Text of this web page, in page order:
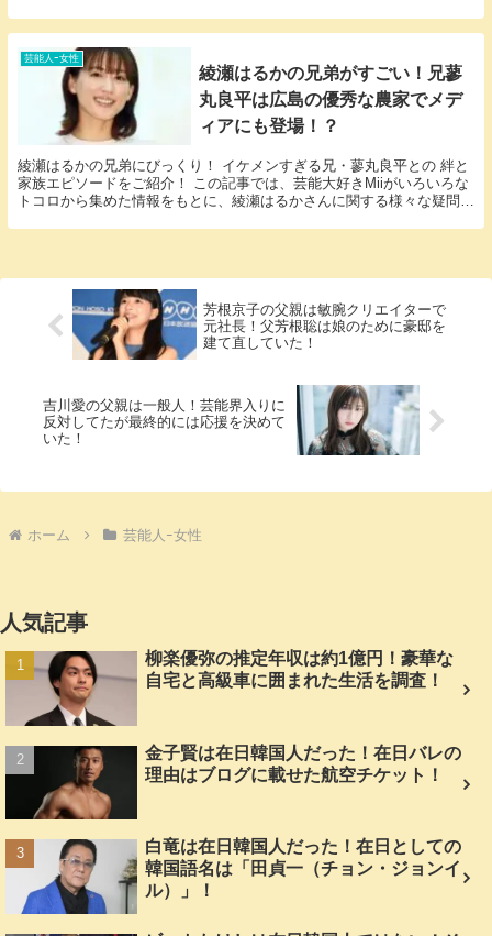
芸能人ｰ女性
綾瀬はるかの兄弟がすごい！兄蓼
丸良平は広島の優秀な農家でメデ
ィアにも登場！？
綾瀬はるかの兄弟にびっくり！ イケメンすぎる兄・蓼丸良平との 絆と
家族エピソードをご紹介！ この記事では、芸能大好きMiiがいろいろな
トコロから集めた情報をもとに、綾瀬はるかさんに関する様々な疑問に
芳根京子の父親は敏腕クリエイターで
元社長！父芳根聡は娘のために豪邸を
建て直していた！
吉川愛の父親は一般人！芸能界入りに
反対してたが最終的には応援を決めて
いた！
ホーム 芸能人ｰ女性
人気記事
柳楽優弥の推定年収は約1億円！豪華な
自宅と高級車に囲まれた生活を調査！
金子賢は在日韓国人だった！在日バレの
理由はブログに載せた航空チケット！
白竜は在日韓国人だった！在日としての
韓国語名は「田貞一（チョン・ジョンイ
ル）」！